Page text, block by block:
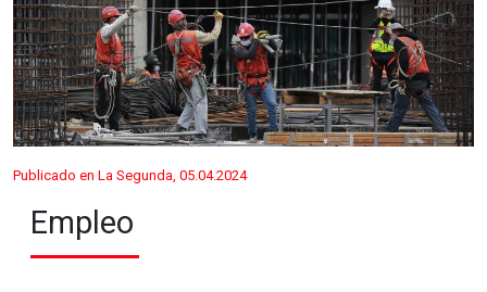
Publicado en La Segunda, 05.04.2024
Empleo